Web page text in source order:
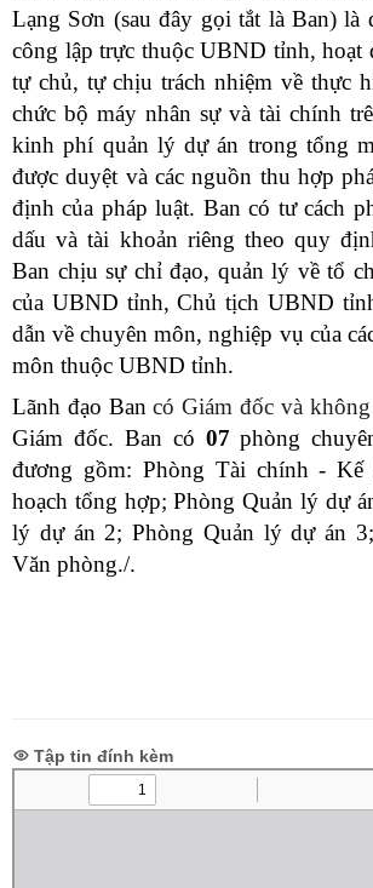
Lạng Sơn (sau đây gọi tắt là Ban) là
công lập trực thuộc UBND tỉnh, hoạt
tự chủ, tự chịu trách nhiệm về thực
chức bộ máy nhân sự và tài chính
kinh phí quản lý dự án trong tổng
được duyệt và các nguồn thu hợp
định của pháp luật. Ban có tư cách
dấu và tài khoản riêng theo quy
Ban chịu sự chỉ đạo, quản lý về tổ
của UBND tỉnh, Chủ tịch UBND
dẫn về chuyên môn, nghiệp vụ của
môn thuộc UBND tỉnh.
Lãnh đạo Ban có Giám đốc và
Giám đốc. Ban có 07 phòng
đương gồm: Phòng Tài chính - Kế
hoạch tổng hợp; Phòng Quản lý dự
lý dự án 2; Phòng Quản lý dự án
Văn phòng./.
Tập tin đính kèm